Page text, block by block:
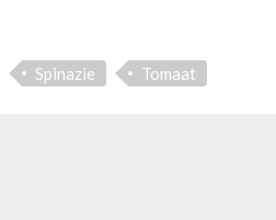
Spinazie Tomaat